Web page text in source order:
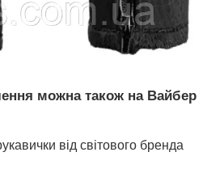
можна також на Вайбер
від світового бренда